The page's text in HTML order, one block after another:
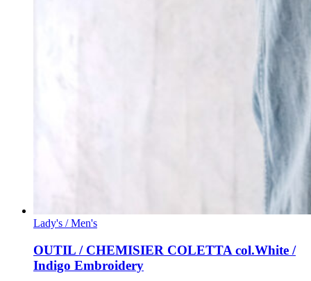
Lady's / Men's
OUTIL / CHEMISIER COLETTA col.White /
Indigo Embroidery